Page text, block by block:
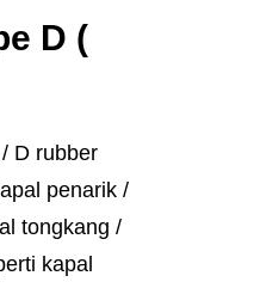
D (
D rubber
penarik /
tongkang /
kapal